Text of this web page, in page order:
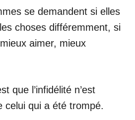
se demandent si elles
choses différemment, si
aimer, mieux
que l’infidélité n’est
celui qui a été trompé.